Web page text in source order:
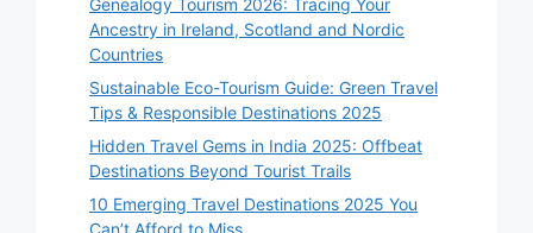
Genealogy Tourism 2026: Tracing Your
Ancestry in Ireland, Scotland and Nordic
Countries
Sustainable Eco-Tourism Guide: Green Travel
Tips & Responsible Destinations 2025
Hidden Travel Gems in India 2025: Offbeat
Destinations Beyond Tourist Trails
10 Emerging Travel Destinations 2025 You